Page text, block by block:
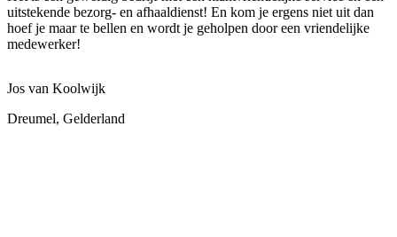
uitstekende bezorg- en afhaaldienst! En kom je ergens niet uit dan
hoef je maar te bellen en wordt je geholpen door een vriendelijke
medewerker!
Jos van Koolwijk
Dreumel, Gelderland